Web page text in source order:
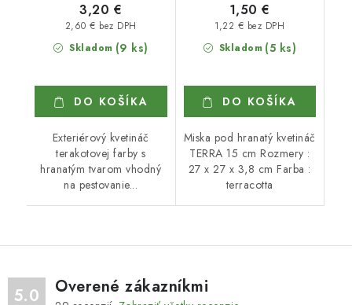
Skladom (9 ks)
2,60 € bez DPH
3,20 €
DO KOŠÍKA
Exteriérový kvetináč
terakotovej farby s
hranatým tvarom vhodný
na pestovanie...
Skladom (5 ks)
1,22 € bez DPH
1,50 €
DO KOŠÍKA
Miska pod hranatý kvetináč
TERRA 15 cm Rozmery :
27 x 27 x 3,8 cm Farba :
terracotta
5.0 Overené zákazníkmi